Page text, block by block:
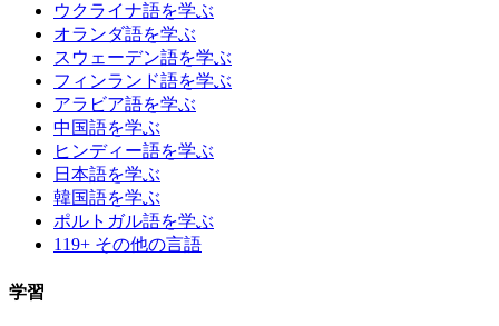
ウクライナ語を学ぶ
オランダ語を学ぶ
スウェーデン語を学ぶ
フィンランド語を学ぶ
アラビア語を学ぶ
中国語を学ぶ
ヒンディー語を学ぶ
日本語を学ぶ
韓国語を学ぶ
ポルトガル語を学ぶ
119+ その他の言語
学習